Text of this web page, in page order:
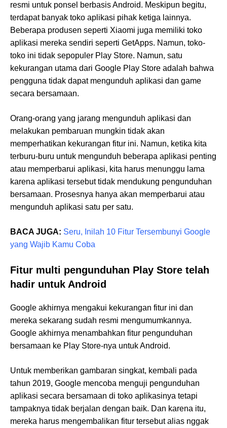
resmi untuk ponsel berbasis Android. Meskipun begitu,
terdapat banyak toko aplikasi pihak ketiga lainnya.
Beberapa produsen seperti Xiaomi juga memiliki toko
aplikasi mereka sendiri seperti GetApps. Namun, toko-
toko ini tidak sepopuler Play Store. Namun, satu
kekurangan utama dari Google Play Store adalah bahwa
pengguna tidak dapat mengunduh aplikasi dan game
secara bersamaan.
Orang-orang yang jarang mengunduh aplikasi dan
melakukan pembaruan mungkin tidak akan
memperhatikan kekurangan fitur ini. Namun, ketika kita
terburu-buru untuk mengunduh beberapa aplikasi penting
atau memperbarui aplikasi, kita harus menunggu lama
karena aplikasi tersebut tidak mendukung pengunduhan
bersamaan. Prosesnya hanya akan memperbarui atau
mengunduh aplikasi satu per satu.
BACA JUGA: Seru, Inilah 10 Fitur Tersembunyi Google
yang Wajib Kamu Coba
Fitur multi pengunduhan Play Store telah
hadir untuk Android
Google akhirnya mengakui kekurangan fitur ini dan
mereka sekarang sudah resmi mengumumkannya.
Google akhirnya menambahkan fitur pengunduhan
bersamaan ke Play Store-nya untuk Android.
Untuk memberikan gambaran singkat, kembali pada
tahun 2019, Google mencoba menguji pengunduhan
aplikasi secara bersamaan di toko aplikasinya tetapi
tampaknya tidak berjalan dengan baik. Dan karena itu,
mereka harus mengembalikan fitur tersebut alias nggak